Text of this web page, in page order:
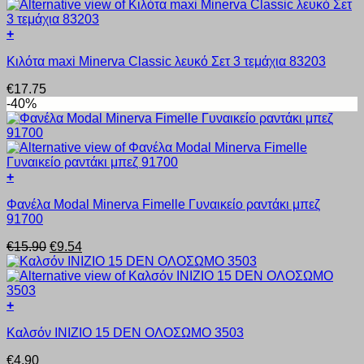
παραλλαγές.
Οι
επιλογές
να
στη
σελίδα
του
προϊόντος
+
το
έχει
πολλαπλές
παραλλαγές.
Οι
επιλογές
μπορούν
να
στη
σελίδα
προϊόντος
Κιλότα maxi Minerva Classic λευκό Σετ 3 τεμάχια 83203
€17.75
-40%
+
το
προϊόν
πολλαπλές
παραλλαγές.
Οι
επιλογές
μπορούν
επιλεγούν
Φανέλα Modal Minerva Fimelle Γυναικείο ραντάκι μπεζ
91700
€15.90 Original
price
was:
€9.54Η
τρέχουσα
τιμή
+
το
Kαλσόν INIZIO 15 DEN ΟΛΟΣΩΜΟ 3503
€4.90